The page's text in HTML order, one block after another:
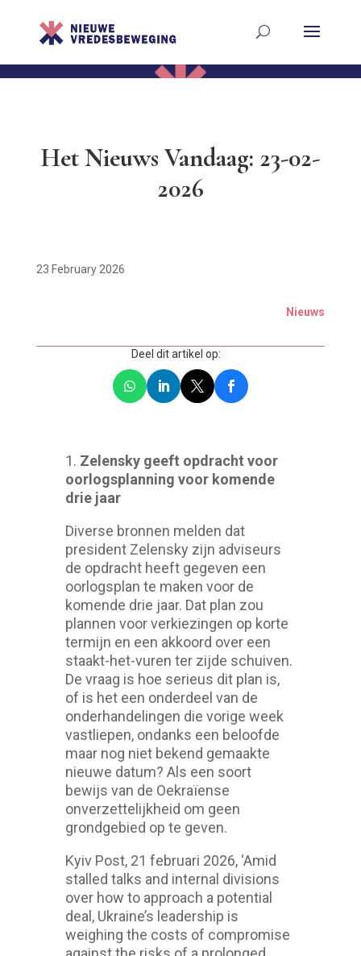
Het Nieuws Vandaag: 23-02-
2026
23 February 2026
Nieuws
Deel dit artikel op:
1. Zelensky geeft opdracht voor
oorlogsplanning voor komende
drie jaar
Diverse bronnen melden dat
president Zelensky zijn adviseurs
de opdracht heeft gegeven een
oorlogsplan te maken voor de
komende drie jaar. Dat plan zou
plannen voor verkiezingen op korte
termijn en een akkoord over een
staakt-het-vuren ter zijde schuiven.
De vraag is hoe serieus dit plan is,
of is het een onderdeel van de
onderhandelingen die vorige week
vastliepen, ondanks een beloofde
maar nog niet bekend gemaakte
nieuwe datum? Als een soort
bewijs van de Oekraïense
onverzettelijkheid om geen
grondgebied op te geven.
Kyiv Post, 21 februari 2026, ‘Amid
stalled talks and internal divisions
over how to approach a potential
deal, Ukraine’s leadership is
weighing the costs of compromise